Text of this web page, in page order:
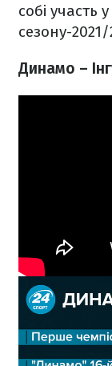
собі участь
сезону-2021/
Динамо –